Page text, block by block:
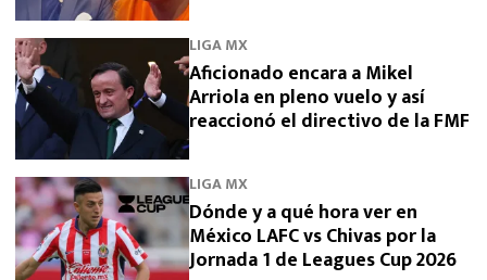
LIGA MX
Aficionado encara a Mikel
Arriola en pleno vuelo y así
reaccionó el directivo de la FMF
LIGA MX
Dónde y a qué hora ver en
México LAFC vs Chivas por la
Jornada 1 de Leagues Cup 2026